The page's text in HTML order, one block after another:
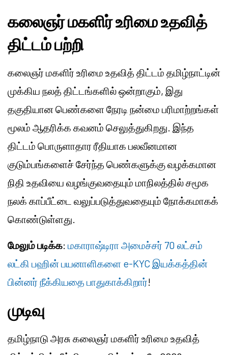
கலைஞர் மகளிர் உரிமை உதவித்
திட்டம் பற்றி
கலைஞர் மகளிர் உரிமை உதவித் திட்டம் தமிழ்நாட்டின்
முக்கிய நலத் திட்டங்களில் ஒன்றாகும், இது
தகுதியான பெண்களை நேரடி நன்மை பரிமாற்றங்கள்
மூலம் ஆதரிக்க கவனம் செலுத்துகிறது. இந்த
திட்டம் பொருளாதார ரீதியாக பலவீனமான
குடும்பங்களைச் சேர்ந்த பெண்களுக்கு வழக்கமான
நிதி உதவியை வழங்குவதையும் மாநிலத்தில் சமூக
நலக் காப்பீட்டை வலுப்படுத்துவதையும் நோக்கமாகக்
கொண்டுள்ளது.
மேலும் படிக்க: மகாராஷ்டிரா அமைச்சர் 70 லட்சம்
லட்கி பஹின் பயனாளிகளை e-KYC இயக்கத்தின்
பின்னர் நீக்கியதை பாதுகாக்கிறார்!
முடிவு
தமிழ்நாடு அரசு கலைஞர் மகளிர் உரிமை உதவித்